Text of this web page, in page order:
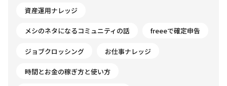
資産運用ナレッジ
メシのネタになるコミュニティの話 freeeで確定申告
ジョブクロッシング お仕事ナレッジ
時間とお金の稼ぎ方と使い方